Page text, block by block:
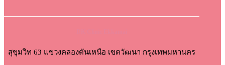
สุขุมวิท 63 แขวงคลองตันเหนือ เขตวัฒนา กรุงเทพมหานคร